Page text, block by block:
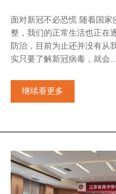
面对新冠不必恐慌 随着国家
整，我们的正常生活也正在
防治，目前为止还并没有从
实只要了解新冠病毒，就会...
继续看更多